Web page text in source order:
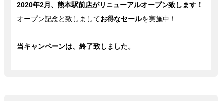
2020年2月、熊本駅前店がリニューアルオープン致します！
オープン記念と致しましてお得なセールを実施中！
当キャンペーンは、終了致しました。